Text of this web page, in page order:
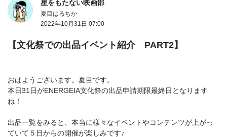
星をもたない映画部
夏目はるちか
2022年10月31日 07:00
【文化祭での出品イベント紹介 PART2】
おはようございます。夏目です。
本日31日がENERGEIA文化祭の出品申請期限最終日となります
ね！
出品一覧をみると、本当に様々なイベントやコンテンツが上がっ
ていて５日からの開催が楽しみです♪